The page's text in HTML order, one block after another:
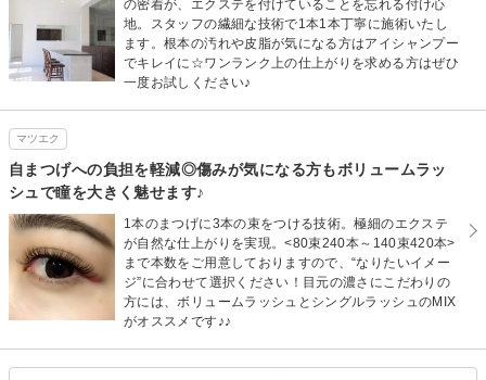
の密着が、エクステを付けていることを忘れる付け心
地。スタッフの繊細な技術で1本1本丁寧に施術いたし
ます。根本の汚れや皮脂が気になる方はアイシャンプー
でキレイに☆ワンランク上の仕上がりを求める方はぜひ
一度お試しください♪
マツエク
自まつげへの負担を軽減◎傷みが気になる方もボリュームラッ
シュで瞳を大きく魅せます♪
1本のまつげに3本の束をつける技術。極細のエクステ
が自然な仕上がりを実現。<80束240本～140束420本>
まで本数をご用意しておりますので、“なりたいイメー
ジ”に合わせて選択ください！目元の濃さにこだわりの
方には、ボリュームラッシュとシングルラッシュのMIX
がオススメです♪♪